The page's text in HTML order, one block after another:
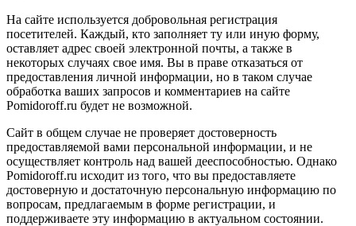
На сайте используется добровольная регистрация
посетителей. Каждый, кто заполняет ту или иную форму,
оставляет адрес своей электронной почты, а также в
некоторых случаях свое имя. Вы в праве отказаться от
предоставления личной информации, но в таком случае
обработка ваших запросов и комментариев на сайте
Pomidoroff.ru будет не возможной.
Сайт в общем случае не проверяет достоверность
предоставляемой вами персональной информации, и не
осуществляет контроль над вашей дееспособностью. Однако
Pomidoroff.ru исходит из того, что вы предоставляете
достоверную и достаточную персональную информацию по
вопросам, предлагаемым в форме регистрации, и
поддерживаете эту информацию в актуальном состоянии.